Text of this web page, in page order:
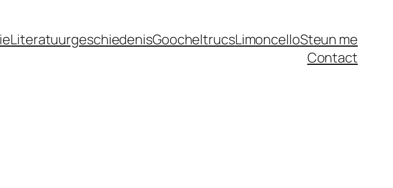
LiteratuurgeschiedenisGoocheltrucsLimoncelloSteun me
Contact